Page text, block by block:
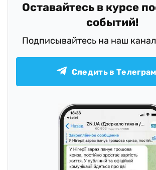
Оставайтесь в курсе
событий!
Подписывайтесь на наш
Следить в